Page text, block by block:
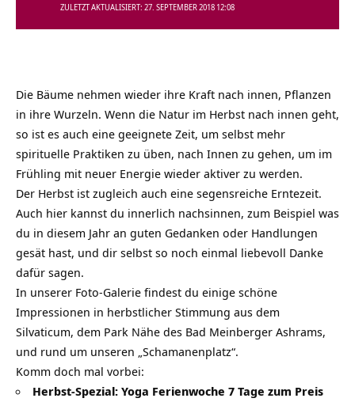
ZULETZT AKTUALISIERT: 27. SEPTEMBER 2018 12:08
Die Bäume nehmen wieder ihre Kraft nach innen, Pflanzen
in ihre Wurzeln. Wenn die Natur im Herbst nach innen geht,
so ist es auch eine geeignete Zeit, um selbst mehr
spirituelle Praktiken zu üben, nach Innen zu gehen, um im
Frühling mit neuer Energie wieder aktiver zu werden.
Der Herbst ist zugleich auch eine segensreiche Erntezeit.
Auch hier kannst du innerlich nachsinnen, zum Beispiel was
du in diesem Jahr an guten Gedanken oder Handlungen
gesät hast, und dir selbst so noch einmal liebevoll Danke
dafür sagen.
In unserer Foto-Galerie findest du einige schöne
Impressionen in herbstlicher Stimmung aus dem
Silvaticum, dem Park Nähe des Bad Meinberger Ashrams,
und rund um unseren „Schamanenplatz“.
Komm doch mal vorbei:
Herbst-Spezial: Yoga Ferienwoche 7 Tage zum Preis